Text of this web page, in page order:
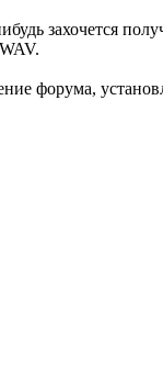
захочется
форума,